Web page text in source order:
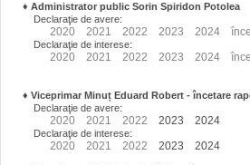
♦ Administrator public Sorin Spiridon Potolea
Declaraţie de avere:
2020 2021 2022 2023 2024
Declaraţie de interese:
2020 2021 2022 2023 2024
♦ Viceprimar Minuț Eduard Robert - încetare
Declaraţie de avere:
2020 2021 2022 2023 2024
Declaraţie de interese:
2020 2021 2022 2023 2024